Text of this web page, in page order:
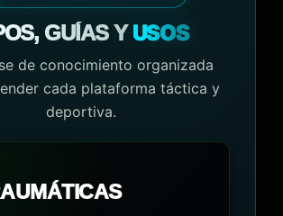
GUÍAS YUSOS
de conocimiento organizada
cada plataforma táctica y
deportiva.